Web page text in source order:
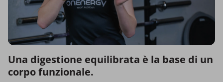
Una digestione equilibrata è la base di un
corpo funzionale.